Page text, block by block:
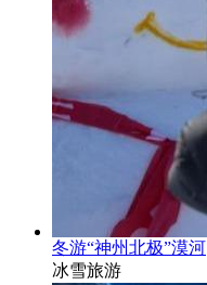
冬游“神州北极”漠河
冰雪旅游